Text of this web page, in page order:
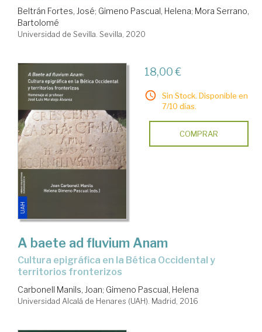
Beltrán Fortes, José; Gimeno Pascual, Helena; Mora Serrano,
Bartolomé
Universidad de Sevilla. Sevilla, 2020
18,00 €
Sin Stock. Disponible en
7/10 días.
COMPRAR
A baete ad fluvium Anam
cultura epigráfica en la Bética Occidental y
territorios fronterizos
Carbonell Manils, Joan; Gimeno Pascual, Helena
Universidad Alcalá de Henares (UAH). Madrid, 2016